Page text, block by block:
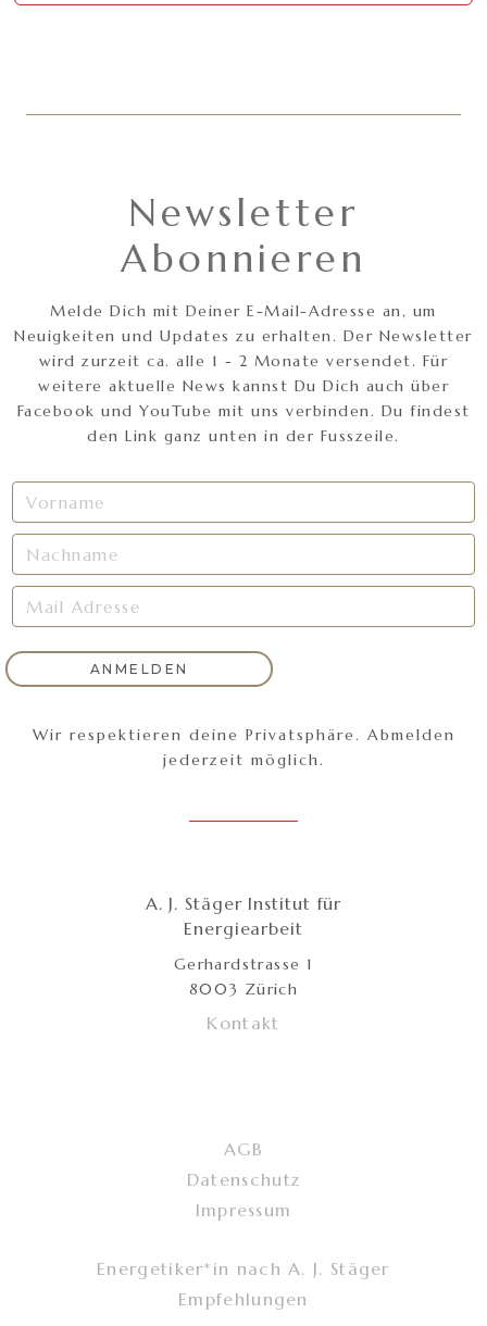
Newsletter
Abonnieren
Melde Dich mit Deiner E-Mail-Adresse an, um
Neuigkeiten und Updates zu erhalten. Der Newsletter
wird zurzeit ca. alle 1 - 2 Monate versendet. Für
weitere aktuelle News kannst Du Dich auch über
Facebook und YouTube mit uns verbinden. Du findest
den Link ganz unten in der Fusszeile.
Wir respektieren deine Privatsphäre. Abmelden
jederzeit möglich.
A. J. Stäger Institut für
Energiearbeit
Gerhardstrasse 1
8003 Zürich
Kontakt
AGB
Datenschutz
Impressum
Energetiker*in nach A. J. Stäger
Empfehlungen